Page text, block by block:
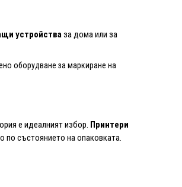
устройства за дома или за
оборудване за маркиране на
е идеалният избор. Принтери
по състоянието на опаковката.